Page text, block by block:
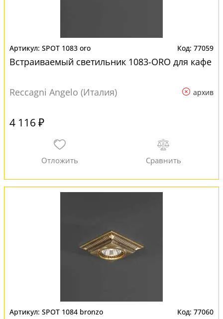
SPOT 1083 oro 77059
Встраиваемый светильник 1083-ORO для кафе
Reccagni Angelo (Италия) архив
4 116 ₽
SPOT 1084 bronzo 77060